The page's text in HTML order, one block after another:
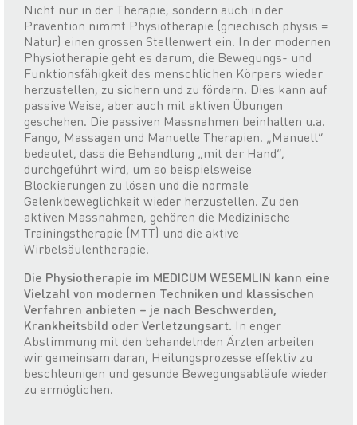
Nicht nur in der Therapie, sondern auch in der
Prävention nimmt Physiotherapie (griechisch physis =
Natur) einen grossen Stellenwert ein. In der modernen
Physiotherapie geht es darum, die Bewegungs- und
Funktionsfähigkeit des menschlichen Körpers wieder
herzustellen, zu sichern und zu fördern. Dies kann auf
passive Weise, aber auch mit aktiven Übungen
geschehen. Die passiven Massnahmen beinhalten u.a.
Fango, Massagen und Manuelle Therapien. „Manuell“
bedeutet, dass die Behandlung „mit der Hand“,
durchgeführt wird, um so beispielsweise
Blockierungen zu lösen und die normale
Gelenkbeweglichkeit wieder herzustellen. Zu den
aktiven Massnahmen, gehören die Medizinische
Trainingstherapie (MTT) und die aktive
Wirbelsäulentherapie.
Die Physiotherapie im MEDICUM WESEMLIN kann eine
Vielzahl von modernen Techniken und klassischen
Verfahren anbieten – je nach Beschwerden,
Krankheitsbild oder Verletzungsart. In enger
Abstimmung mit den behandelnden Ärzten arbeiten
wir gemeinsam daran, Heilungsprozesse effektiv zu
beschleunigen und gesunde Bewegungsabläufe wieder
zu ermöglichen.